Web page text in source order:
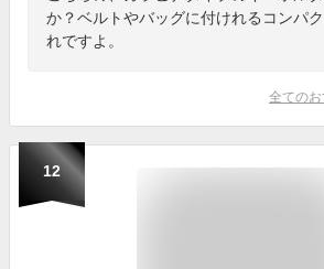
か？ベルトやバッグに付けれるコンパ
れですよ。
全てのお
12